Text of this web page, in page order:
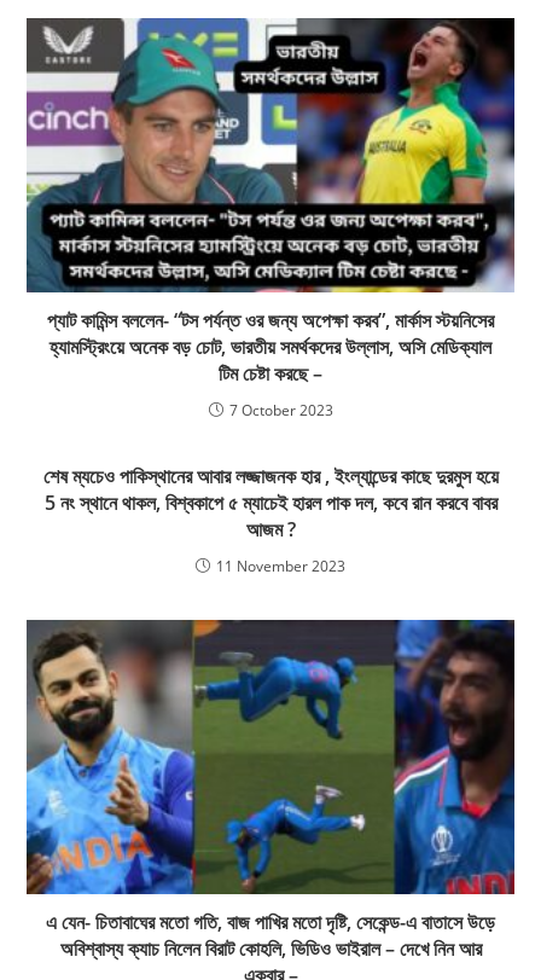
প্যাট কামিন্স বললেন- “টস পর্যন্ত ওর জন্য অপেক্ষা করব”, মার্কাস স্টয়নিসের
হ্যামস্ট্রিংয়ে অনেক বড় চোট, ভারতীয় সমর্থকদের উল্লাস, অসি মেডিক্যাল
টিম চেষ্টা করছে –
7 October 2023
শেষ ম্যচেও পাকিস্থানের আবার লজ্জাজনক হার , ইংল্যান্ডের কাছে দুরমুস হয়ে
5 নং স্থানে থাকল, বিশ্বকাপে ৫ ম্যাচেই হারল পাক দল, কবে রান করবে বাবর
আজম ?
11 November 2023
এ যেন- চিতাবাঘের মতো গতি, বাজ পাখির মতো দৃষ্টি, সেকেন্ড-এ বাতাসে উড়ে
অবিশ্বাস্য ক্যাচ নিলেন বিরাট কোহলি, ভিডিও ভাইরাল – দেখে নিন আর